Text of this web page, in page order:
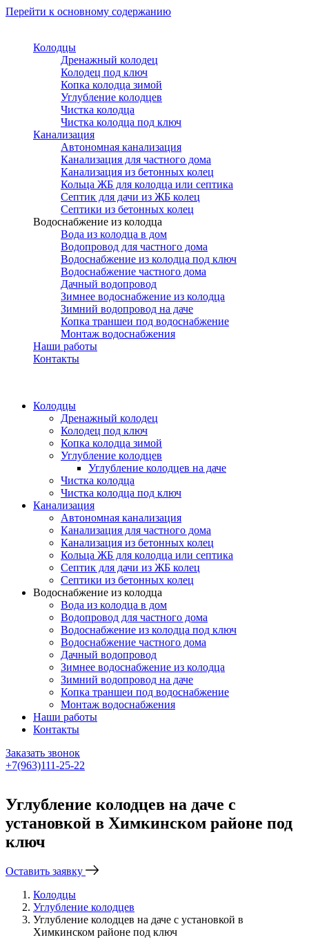
Перейти к основному содержанию
Колодцы
Дренажный колодец
Колодец под ключ
Копка колодца зимой
Углубление колодцев
Чистка колодца
Чистка колодца под ключ
Канализация
Автономная канализация
Канализация для частного дома
Канализация из бетонных колец
Кольца ЖБ для колодца или септика
Септик для дачи из ЖБ колец
Септики из бетонных колец
Водоснабжение из колодца
Вода из колодца в дом
Водопровод для частного дома
Водоснабжение из колодца под ключ
Водоснабжение частного дома
Дачный водопровод
Зимнее водоснабжение из колодца
Зимний водопровод на даче
Копка траншеи под водоснабжение
Монтаж водоснабжения
Наши работы
Контакты
Колодцы
Дренажный колодец
Колодец под ключ
Копка колодца зимой
Углубление колодцев
Углубление колодцев на даче
Чистка колодца
Чистка колодца под ключ
Канализация
Автономная канализация
Канализация для частного дома
Канализация из бетонных колец
Кольца ЖБ для колодца или септика
Септик для дачи из ЖБ колец
Септики из бетонных колец
Водоснабжение из колодца
Вода из колодца в дом
Водопровод для частного дома
Водоснабжение из колодца под ключ
Водоснабжение частного дома
Дачный водопровод
Зимнее водоснабжение из колодца
Зимний водопровод на даче
Копка траншеи под водоснабжение
Монтаж водоснабжения
Наши работы
Контакты
Заказать звонок
+7(963)111-25-22
Углубление колодцев на даче с
установкой в Химкинском районе под
ключ
Оставить заявку
Колодцы
Углубление колодцев
Углубление колодцев на даче с установкой в
Химкинском районе под ключ